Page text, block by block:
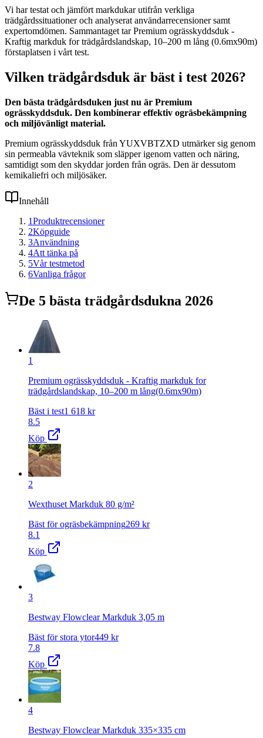
Vi har testat och jämfört markdukar utifrån verkliga
trädgårdssituationer och analyserat användarrecensioner samt
expertomdömen. Sammantaget tar Premium ogrässkyddsduk -
Kraftig markduk for trädgårdslandskap, 10–200 m lång (0.6mx90m)
förstaplatsen i vårt test.
Vilken trädgårdsduk är bäst i test 2026?
Den bästa trädgårdsduken just nu är Premium
ogrässkyddsduk. Den kombinerar effektiv ogräsbekämpning
och miljövänligt material.
Premium ogrässkyddsduk från YUXVBTZXD utmärker sig genom
sin permeabla vävteknik som släpper igenom vatten och näring,
samtidigt som den skyddar jorden från ogräs. Den är dessutom
kemikaliefri och miljösäker.
Innehåll
1Produktrecensioner
2Köpguide
3Användning
4Att tänka på
5Vår testmetod
6Vanliga frågor
De 5 bästa trädgårdsdukna 2026
1
Premium ogrässkyddsduk - Kraftig markduk for
trädgårdslandskap, 10–200 m lång(0.6mx90m)
Bäst i test1 618 kr
8.5
Köp
2
Wexthuset Markduk 80 g/m²
Bäst för ogräsbekämpning269 kr
8.1
Köp
3
Bestway Flowclear Markduk 3,05 m
Bäst för stora ytor449 kr
7.8
Köp
4
Bestway Flowclear Markduk 335×335 cm